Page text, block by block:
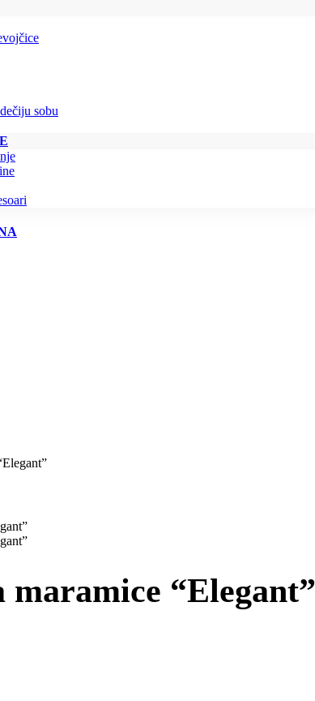
sobu
maramice “Elegant”